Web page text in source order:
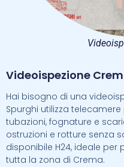
Videoispezione
Hai bisogno di una
Spurghi utilizza
tubazioni, fognature e
ostruzioni e rotture senza
disponibile H24, ideale per
tutta la zona di Crema.